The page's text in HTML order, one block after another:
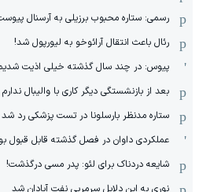
رسمی: ستاره محبوب برزیلی به آرسنال
رئال باعث انتقال آرائوخو به لیورپول شد!
پیوس: در چند سال گذشته خیلی اذیت
بعد از بازنشستگی دیگر کاری با والیبال ندارم
ستاره مدنظر بارسلونا در تست پزشکی رد شد
عملکردی داوان در فصل گذشته قابل قبول
شایعه دردناک برای لئو: پدر مسی درگذشت!
نوری به این دلایل سرمربی نفت آبادان شد